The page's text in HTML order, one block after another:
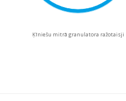
Ķīniešu mitrā granulatora ražotaisji